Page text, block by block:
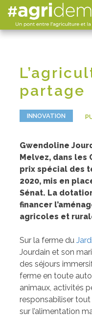
partage
INNOVATION
Gwendoline
Melvez, dans les
prix spécial des
2020, mis en
Sénat. La
financer
agricoles et
Sur la ferme du
Jourdain et son
des séjours
ferme en toute
animaux, activités
responsabiliser tout
sur l’alimentation